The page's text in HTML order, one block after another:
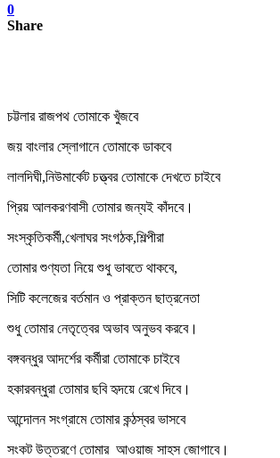
0
Share
চট্টলার রাজপথ তোমাকে খুঁজবে
জয় বাংলার স্লোগানে তোমাকে ডাকবে
লালদিঘী,নিউমার্কেট চত্ত্বর তোমাকে দেখতে চাইবে
প্রিয় আলকরণবাসী তোমার জন্যই কাঁদবে।
সংস্কৃতিকর্মী,খেলাঘর সংগঠক,শিল্পীরা
তোমার শুণ্যতা নিয়ে শুধু ভাবতে থাকবে,
সিটি কলেজের বর্তমান ও প্রাক্তন ছাত্রনেতা
শুধু তোমার নেতৃত্বের অভাব অনুভব করবে।
বঙ্গবন্ধুর আদর্শের কর্মীরা তোমাকে চাইবে
হকারবন্ধুরা তোমার ছবি হৃদয়ে রেখে দিবে।
আন্দোলন সংগ্রামে তোমার কন্ঠস্বর ভাসবে
সংকট উত্তরণে তোমার আওয়াজ সাহস জোগাবে।